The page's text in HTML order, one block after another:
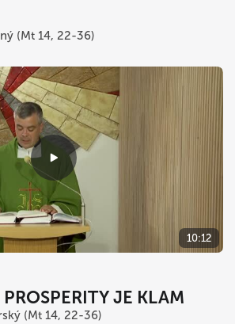
(Mt 14, 22-36)
10:12
JE KLAM
(Mt 14, 22-36)